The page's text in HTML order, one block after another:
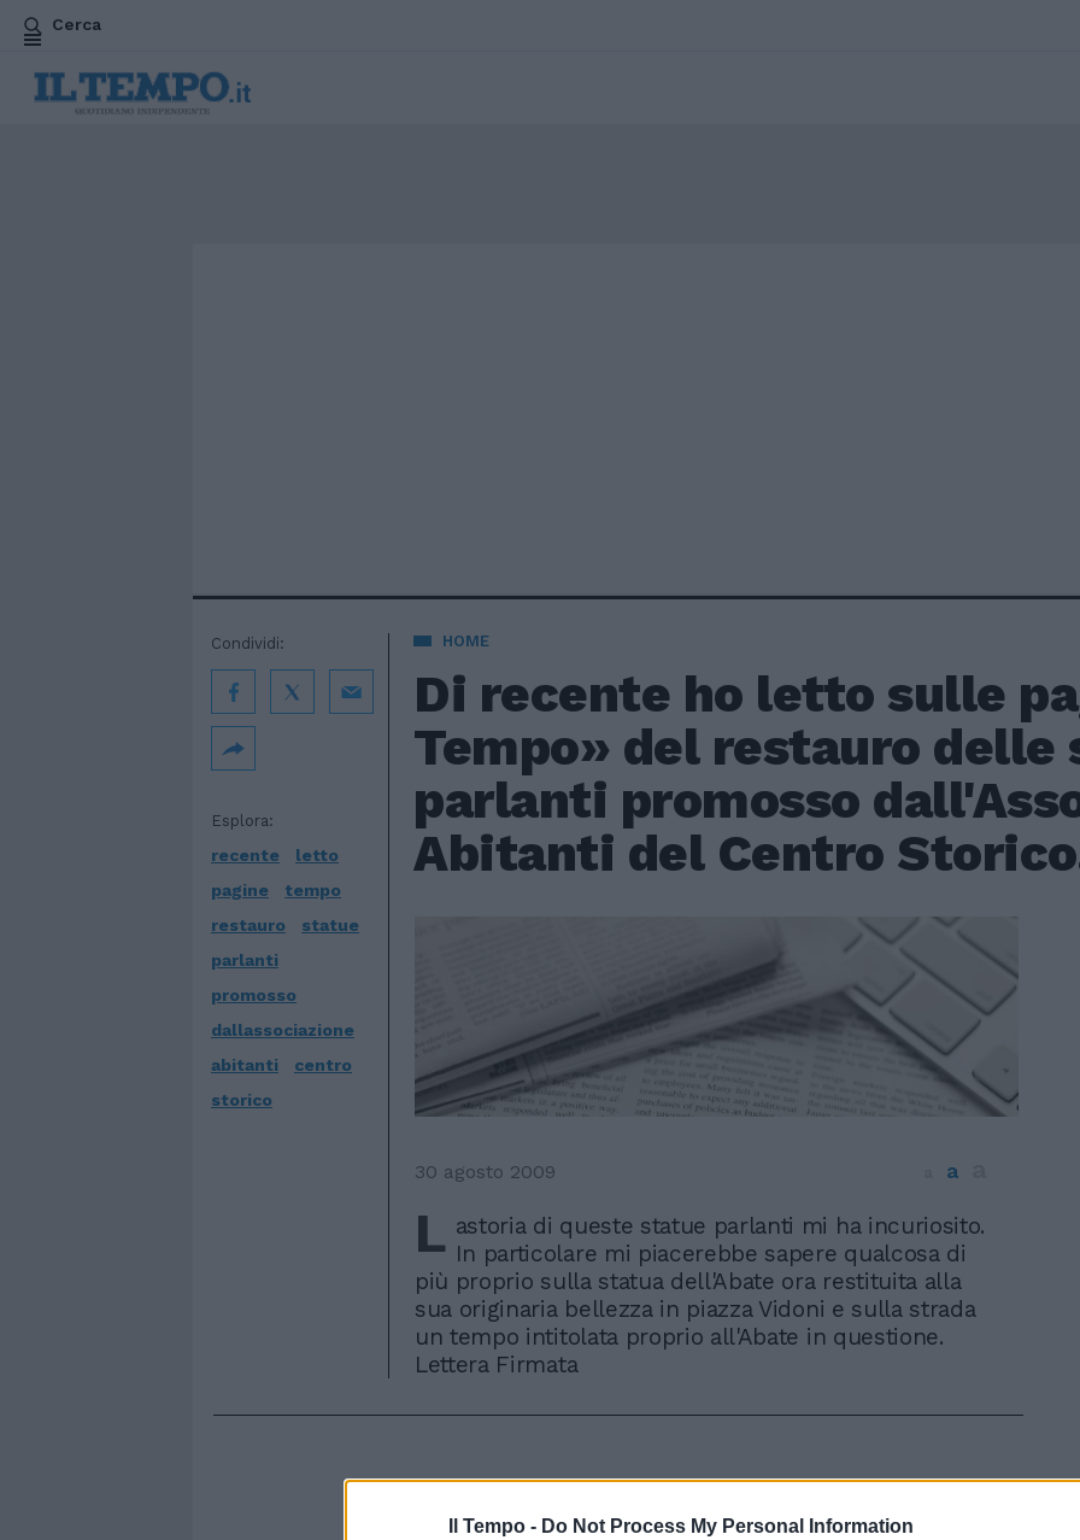
Il Tempo - Do Not Process My Personal Information
Cerca
HOME
Di recente ho letto sulle
Tempo» del restauro delle
parlanti promosso
Abitanti del Centro
Esplora:
recente
letto
pagine
tempo
restauro
statue
parlanti
promosso
dallassociazione
abitanti
centro
storico
Condividi:
30 agosto 2009 a
L astoria di queste statue parlanti mi ha incuriosito.
In particolare mi piacerebbe sapere qualcosa di
più proprio sulla statua dell'Abate ora restituita alla
sua originaria bellezza in piazza Vidoni e sulla strada
un tempo intitolata proprio all'Abate in questione.
Lettera Firmata